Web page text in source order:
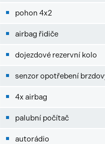
pohon 4x2
airbag řidiče
dojezdové rezervní kolo
senzor opotřebení
4x airbag
palubní počítač
autorádio